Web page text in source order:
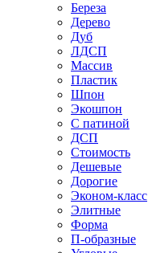
Береза
Дерево
Дуб
ЛДСП
Массив
Пластик
Шпон
Экошпон
С патиной
ДСП
Стоимость
Дешевые
Дорогие
Эконом-класс
Элитные
Форма
П-образные